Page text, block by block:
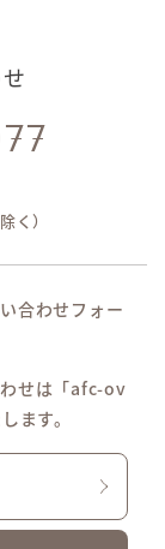
く）
合わせフォー
せは「afc-ov
ます。